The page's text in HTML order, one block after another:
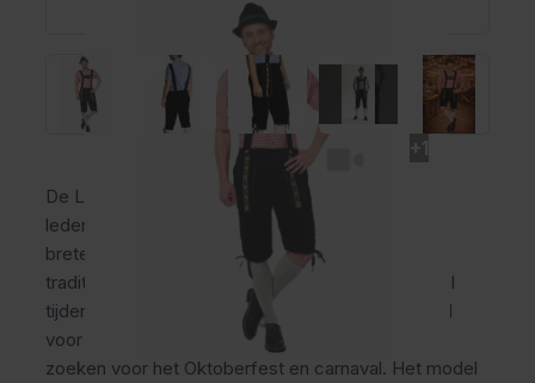
De Lederhose Johann Lang Zwart is een lange
lederhose voor heren van polyester met vaste
bretels, gulp en praktische broekzakken. Deze
traditionele oktoberfest broek draagt comfortabel
tijdens lange feestdagen en themafeesten. Ideaal
voor mannen die een verzorgde Tiroler uitstraling
zoeken voor het Oktoberfest en carnaval. Het model